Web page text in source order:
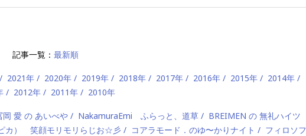
記事一覧： 最新順
2021年 2020年 2019年 2018年 2017年 2016年 2015年
2014年
2012年 2011年 2010年
岡 愛 の あいべや NakamuraEmi ふらっと、道草
BREIMEN の 無礼ハイツ
カ） 笑顔モリモリらじお☆彡 コアラモード．のゆ〜かりナイト
フィロソフ